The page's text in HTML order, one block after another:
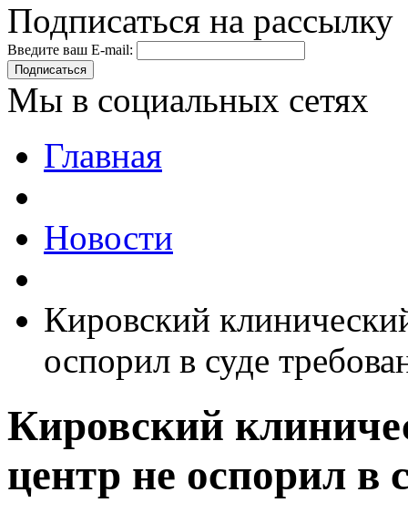
Подписаться на рассылку
Введите ваш E-mail:
Подписаться
Мы в социальных сетях
Главная
Новости
Кировский
оспорил в суде
Кировский
центр не оспорил